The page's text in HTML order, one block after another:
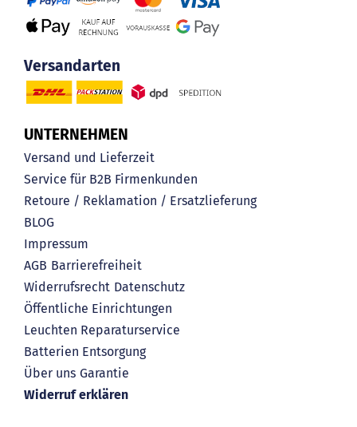
Versandarten
UNTERNEHMEN
Versand und Lieferzeit
Service für B2B Firmenkunden
Retoure / Reklamation / Ersatzlieferung
BLOG
Impressum
AGB Barrierefreiheit
Widerrufsrecht Datenschutz
Öffentliche Einrichtungen
Leuchten Reparaturservice
Batterien Entsorgung
Über uns Garantie
Widerruf erklären